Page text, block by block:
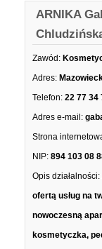
ARNIKA
Zawód:
Adres:
Telefon: 22 77 34
Adres e-mail:
Strona
NIP: 894 103 08
Opis działalności:
ofertą usług na
nowoczesną
kosmetyczka,